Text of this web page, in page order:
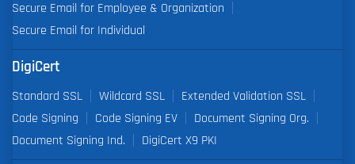
Secure Email for Employee & Organization
Secure Email for Individual
DigiCert
Standard SSL Wildcard SSL
Extended Validation SSL
Code Signing
Code Signing EV
Document Signing Org.
Document Signing Ind.
DigiCert X9 PKI